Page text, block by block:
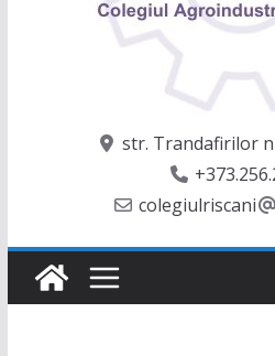
str. Trandafirilor
colegiulriscani